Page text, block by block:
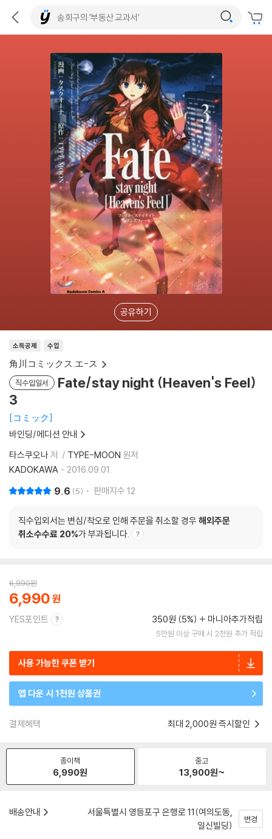
공유하기
소득공제 수입
角川コミックス.エ-ス
직수입일서
Fate/stay night (Heaven's Feel)
3
コミック
바인딩/에디션 안내
타스쿠오나저 TYPE-MOON 원저
KADOKAWA
2016.09.01.
9.6 5 판매지수 12
직수입외서는 변심/착오로 인해 주문을 취소할 경우 해외주문
취소수수료 20%가 부과됩니다.
6,990원
6,990
YES포인트 350원 (5%) 마니아추가적립
5만원 이상 구매 시 2천원 추가 적립
사용 가능한 쿠폰 받기
앱 다운 시 1천원 상품권
결제혜택 최대 2,000원 즉시할인
종이책
6,990원
중고
13,900원~
배송안내
서울특별시 영등포구 은행로 11(여의도동,
일신빌딩)
변경